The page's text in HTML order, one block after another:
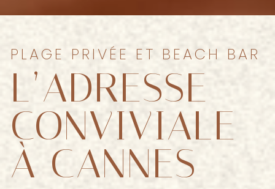
PLAGE PRIVÉE ET BEACH BAR
L’ADRESSE
CONVIVIALE
À CANNES